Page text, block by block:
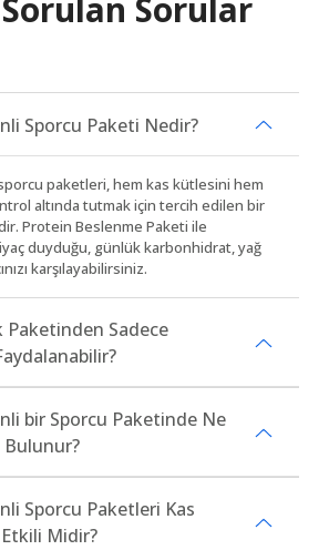
Sorulan Sorular
Sporcu Paketi Nedir?
paketleri, hem kas kütlesini hem
altında tutmak için tercih edilen bir
Protein Beslenme Paketi ile
duyduğu, günlük karbonhidrat, yağ
karşılayabilirsiniz.
Paketinden Sadece
bir Sporcu Paketinde Ne
Sporcu Paketleri Kas
Midir?